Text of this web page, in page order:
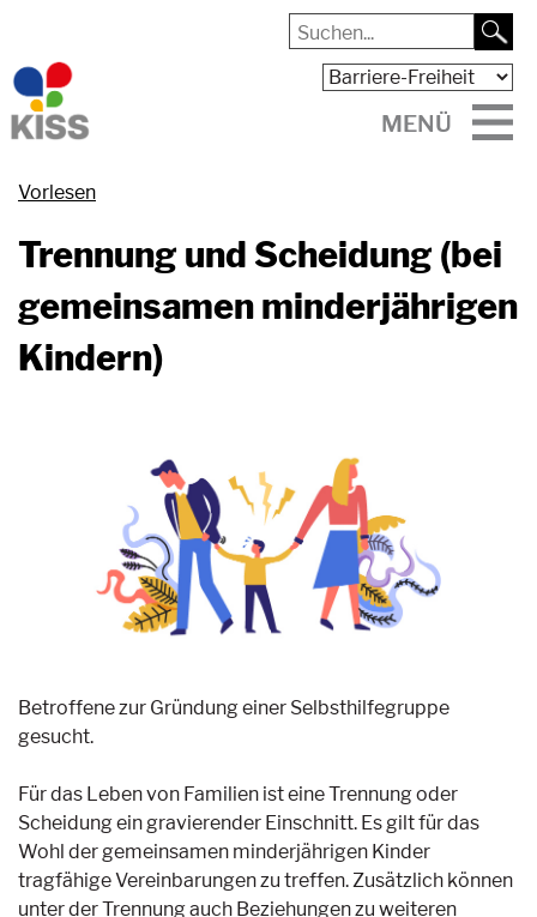
MENÜ
Vorlesen
Trennung und Scheidung (bei
gemeinsamen minderjährigen
Kindern)
Betroffene zur Gründung einer Selbsthilfegruppe
gesucht.
Für das Leben von Familien ist eine Trennung oder
Scheidung ein gravierender Einschnitt. Es gilt für das
Wohl der gemeinsamen minderjährigen Kinder
tragfähige Vereinbarungen zu treffen. Zusätzlich können
unter der Trennung auch Beziehungen zu weiteren